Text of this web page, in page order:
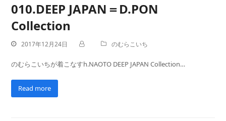
010.DEEP JAPAN＝D.PON
Collection
2017年12月24日 のむらこいち
のむらこいちが着こなすh.NAOTO DEEP JAPAN Collection…
Read more